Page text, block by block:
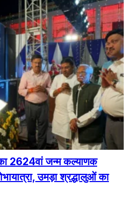
का 2624वां जन्म कल्याणक
उमड़ा श्रद्धालुओं का